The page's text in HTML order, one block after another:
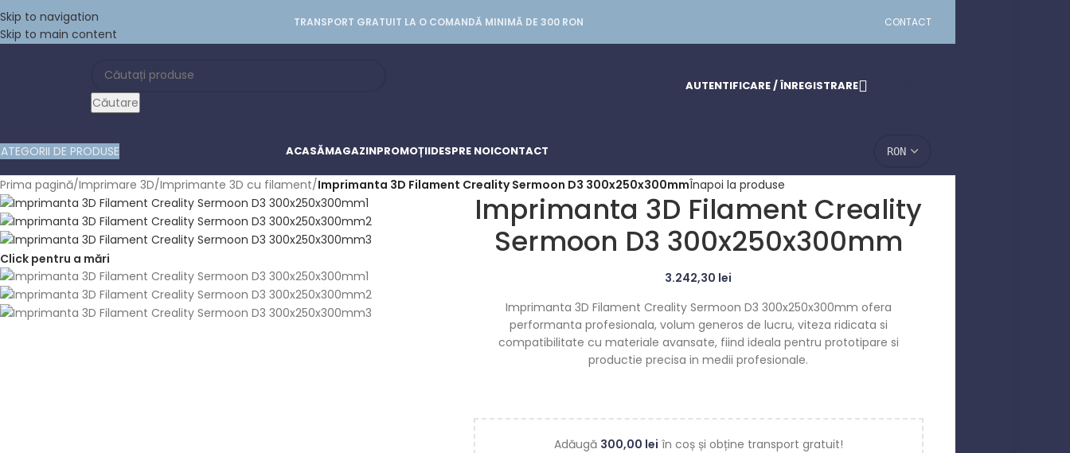
Skip to navigation
Skip to main content
TRANSPORT GRATUIT LA O COMANDĂ MINIMĂ DE 300 RON CONTACT
Căutare
AUTENTIFICARE / ÎNREGISTRARE
DE PRODUSE ACASĂMAGAZINPROMOȚIIDESPRE NOICONTACT
Prima pagină/Imprimare 3D/Imprimante 3D cu filament/Imprimanta 3D Filament Creality Sermoon D3 300x250x300mmÎnapoi la produse
Click pentru a mări
Imprimanta 3D Filament Creality
Sermoon D3 300x250x300mm
3.242,30 lei
Imprimanta 3D Filament Creality Sermoon D3 300x250x300mm ofera
performanta profesionala, volum generos de lucru, viteza ridicata si
compatibilitate cu materiale avansate, fiind ideala pentru prototipare si
productie precisa in medii profesionale.
Adăugă 300,00 lei în coș și obține transport gratuit!